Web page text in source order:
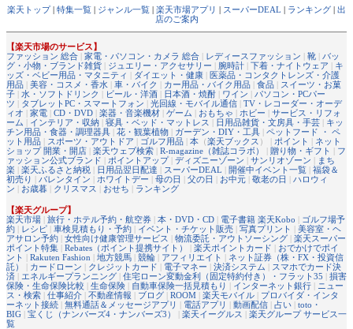
楽天トップ| 特集一覧 | ジャンル一覧 | 楽天市場アプリ | スーパーDEAL | ランキング | 出
店のご案内
【楽天市場のサービス】
ファッション 総合 | 家電・パソコン・カメラ 総合 | レディースファッション | 靴 | バッ
グ・小物・ブランド雑貨 | ジュエリー・アクセサリー | 腕時計 | 下着・ナイトウェア | キ
ッズ・ベビー用品・マタニティ | ダイエット・健康 | 医薬品・コンタクトレンズ・介護
用品 | 美容・コスメ・香水 | 車・バイク | カー用品・バイク用品 | 食品 | スイーツ・お菓
子 | 水・ソフトドリンク | ビール・洋酒 | 日本酒・焼酎 | ワイン | パソコン・PCパー
ツ | タブレットPC・スマートフォン | 光回線・モバイル通信 | TV・レコーダー・オーデ
ィオ | 家電 | CD・DVD | 楽器・音楽機材 | ゲーム | おもちゃ | ホビー | サービス・リフォ
ーム | インテリア・収納 | 寝具・ベッド・マットレス | 日用品雑貨・文房具・手芸 | キッ
チン用品・食器・調理器具 | 花・観葉植物 | ガーデン・DIY・工具 | ペットフード ・ ペ
ット用品 | スポーツ・アウトドア | ゴルフ用品 | 本 （楽天ブックス ） | ポイント | ネット
ショップ 開業・開店 | 楽天ウェブ検索 | R-magazine（雑誌コラボ） | 贈り物・ギフト | フ
ァッション公式ブランド | ポイントアップ| ディズニーゾーン | サンリオゾーン | まち
楽 | 楽天ふるさと納税 | 日用品翌日配達 | スーパーDEAL | 開催中イベント一覧 | 福袋＆
初売り | バレンタイン | ホワイトデー | 母の日 | 父の日 | お中元 | 敬老の日 | ハロウィ
ン | お歳暮 | クリスマス | おせち | ランキング
【楽天グループ】
楽天市場 | 旅行・ホテル予約・航空券 | 本・DVD・CD | 電子書籍 楽天Kobo | ゴルフ場予
約 | レシピ | 車検見積もり・予約 | イベント・チケット販売 | 写真プリント | 美容室・ヘ
アサロン予約 | 女性向け健康管理サービス | 物流委託・アウトソーシング | 楽天スーパー
ポイント特集 | Rebates（ポイント提携サイト） | 楽天ポイントカード | おでかけでポイ
ント | Rakuten Fashion | 地方競馬 | 競輪 | アフィリエイト | ネット証券（株・FX・投資信
託）
| カードローン | クレジットカード | 電子マネー | 決済システム | スマホでカード決
済 | エネルギープランニング | 住宅ローン変動金利（固定特約付き）・フラット35 | 損害
保険・生命保険比較 | 生命保険 | 自動車保険一括見積もり | インターネット銀行 | ニュー
ス・検索 | 仕事紹介 | 不動産情報 | ブログ | ROOM | 楽天モバイル | プロバイダ・インタ
ーネット接続 | 無料通話＆メッセージアプリ | 電話アプリ | 動画配信 | 占い | toto・
BIG | 宝くじ（ナンバーズ4・ナンバーズ3） | 楽天イーグルス | 楽天グループ サービス一
覧